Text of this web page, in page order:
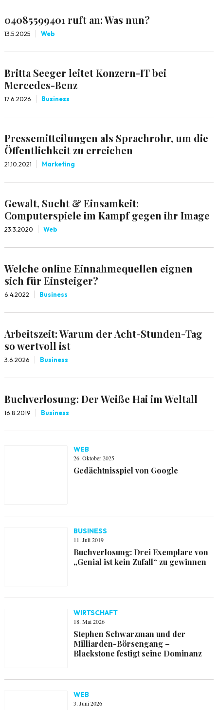
04085599401 ruft an: Was nun?
13.5.2025 Web
Britta Seeger leitet Konzern-IT bei
Mercedes-Benz
17.6.2026 Business
Pressemitteilungen als Sprachrohr, um die
Öffentlichkeit zu erreichen
21.10.2021 Marketing
Gewalt, Sucht & Einsamkeit:
Computerspiele im Kampf gegen ihr Image
23.3.2020 Web
Welche online Einnahmequellen eignen
sich für Einsteiger?
6.4.2022 Business
Arbeitszeit: Warum der Acht-Stunden-Tag
so wertvoll ist
3.6.2026 Business
Buchverlosung: Der Weiße Hai im Weltall
16.8.2019 Business
WEB
26. Oktober 2025
Gedächtnisspiel von Google
BUSINESS
11. Juli 2019
Buchverlosung: Drei Exemplare von
„Genial ist kein Zufall“ zu gewinnen
WIRTSCHAFT
18. Mai 2026
Stephen Schwarzman und der
Milliarden-Börsengang –
Blackstone festigt seine Dominanz
WEB
3. Juni 2026